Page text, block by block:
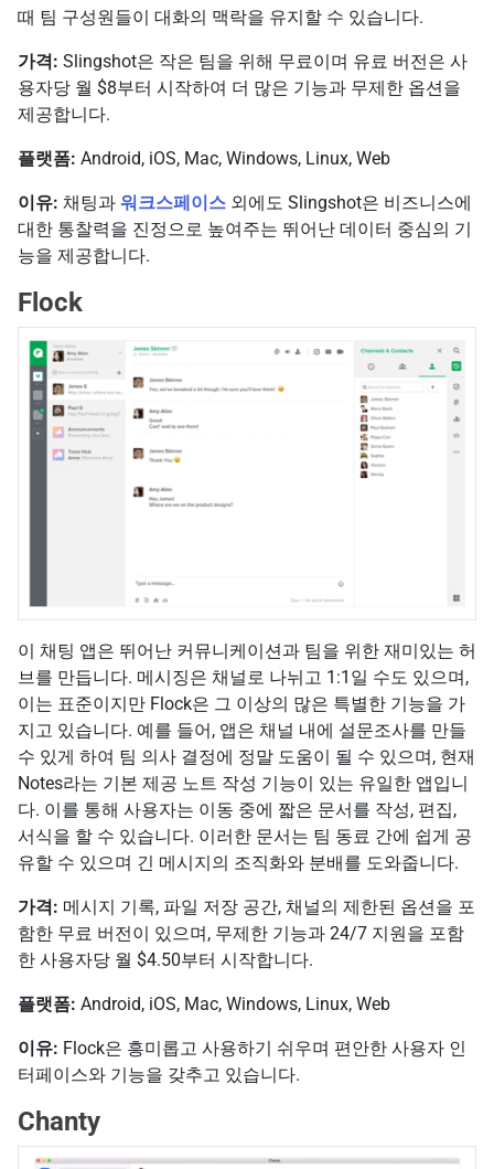
때 팀 구성원들이 대화의 맥락을 유지할 수 있습니다.
가격: Slingshot은 작은 팀을 위해 무료이며 유료 버전은 사
용자당 월 $8부터 시작하여 더 많은 기능과 무제한 옵션을
제공합니다.
플랫폼: Android, iOS, Mac, Windows, Linux, Web
이유: 채팅과 워크스페이스 외에도 Slingshot은 비즈니스에
대한 통찰력을 진정으로 높여주는 뛰어난 데이터 중심의 기
능을 제공합니다.
Flock
이 채팅 앱은 뛰어난 커뮤니케이션과 팀을 위한 재미있는 허
브를 만듭니다. 메시징은 채널로 나뉘고 1:1일 수도 있으며,
이는 표준이지만 Flock은 그 이상의 많은 특별한 기능을 가
지고 있습니다. 예를 들어, 앱은 채널 내에 설문조사를 만들
수 있게 하여 팀 의사 결정에 정말 도움이 될 수 있으며, 현재
Notes라는 기본 제공 노트 작성 기능이 있는 유일한 앱입니
다. 이를 통해 사용자는 이동 중에 짧은 문서를 작성, 편집,
서식을 할 수 있습니다. 이러한 문서는 팀 동료 간에 쉽게 공
유할 수 있으며 긴 메시지의 조직화와 분배를 도와줍니다.
가격: 메시지 기록, 파일 저장 공간, 채널의 제한된 옵션을 포
함한 무료 버전이 있으며, 무제한 기능과 24/7 지원을 포함
한 사용자당 월 $4.50부터 시작합니다.
플랫폼: Android, iOS, Mac, Windows, Linux, Web
이유: Flock은 흥미롭고 사용하기 쉬우며 편안한 사용자 인
터페이스와 기능을 갖추고 있습니다.
Chanty